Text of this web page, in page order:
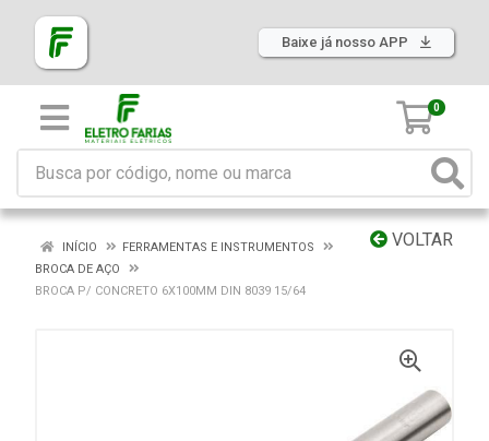
Baixe já nosso APP
0
VOLTAR
INÍCIO
FERRAMENTAS E INSTRUMENTOS
BROCA DE AÇO
BROCA P/ CONCRETO 6X100MM DIN 8039 15/64